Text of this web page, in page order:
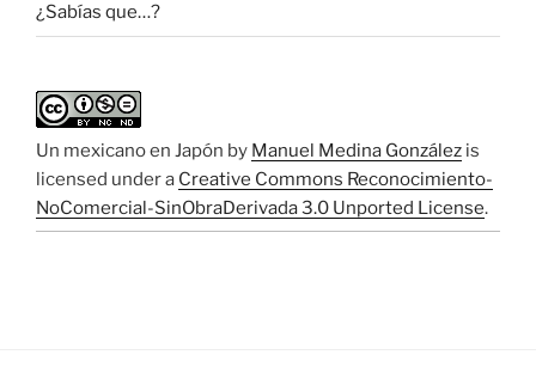
¿Sabías que…?
Un mexicano en Japón by Manuel Medina González is
licensed under a Creative Commons Reconocimiento-
NoComercial-SinObraDerivada 3.0 Unported License.